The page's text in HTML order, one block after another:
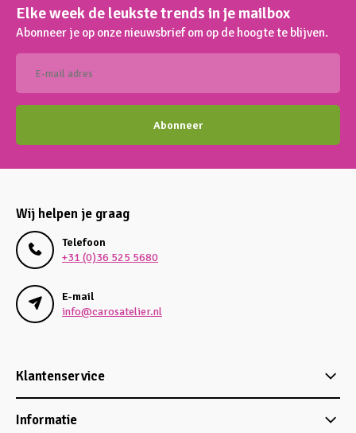
Elke week de leukste trends in je mailbox
Abonneer je op onze nieuwsbrief om op de hoogte te blijven.
Abonneer
Wij helpen je graag
Telefoon
+31 (0)36 525 5680
E-mail
info@carosatelier.nl
Klantenservice
Informatie